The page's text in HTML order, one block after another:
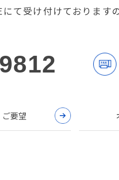
て受け付けております
要望